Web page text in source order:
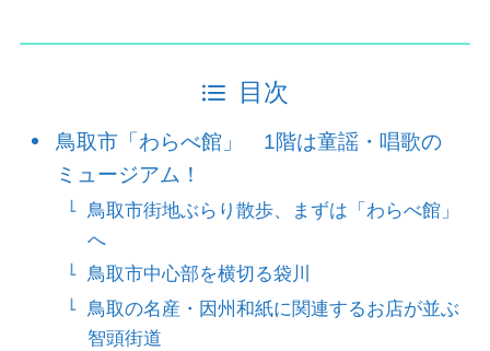
目次
鳥取市「わらべ館」 1階は童謡・唱歌の
ミュージアム！
鳥取市街地ぶらり散歩、まずは「わらべ館」
へ
鳥取市中心部を横切る袋川
鳥取の名産・因州和紙に関連するお店が並ぶ
智頭街道